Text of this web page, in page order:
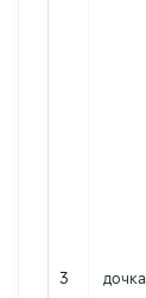
3 дочка